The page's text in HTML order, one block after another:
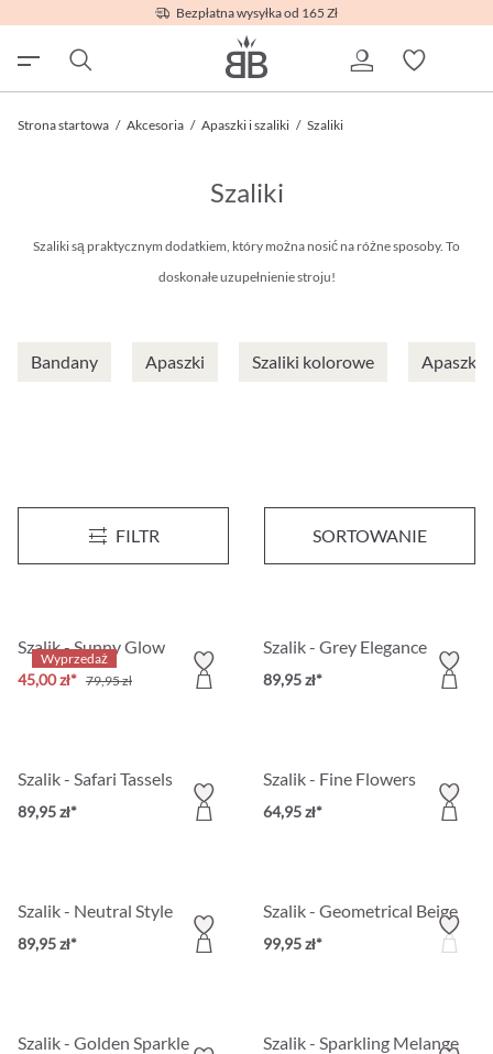
Bezpłatna wysyłka od 165 Zł
Strona startowa / Akcesoria / Apaszki i szaliki / Szaliki
Szaliki
Szaliki są praktycznym dodatkiem, który można nosić na różne sposoby. To
doskonałe uzupełnienie stroju!
Bandany Apaszki Szaliki kolorowe Apaszki
FILTR SORTOWANIE
Wyprzedaż
Szalik - Beige Eyecatcher
89,95 zł
Szalik - Black Graphic
79,95 zł*
Wyprzedaż
Szalik - Sunny Glow
45,00 zł* 79,95 zł
Szalik - Grey Elegance
89,95 zł*
Szalik - Safari Tassels
89,95 zł*
Szalik - Fine Flowers
64,95 zł*
Szalik - Neutral Style
89,95 zł*
Szalik - Geometrical Beige
99,95 zł*
Szalik - Golden Sparkle Szalik - Sparkling Melange